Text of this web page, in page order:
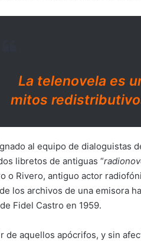
La telenovela es
mitos
al equipo de dialoguistas
libretos de antiguas “
o Rivero, antiguo actor
los archivos de una emisora
Fidel Castro en 1959.
de aquellos apócrifos, y sin